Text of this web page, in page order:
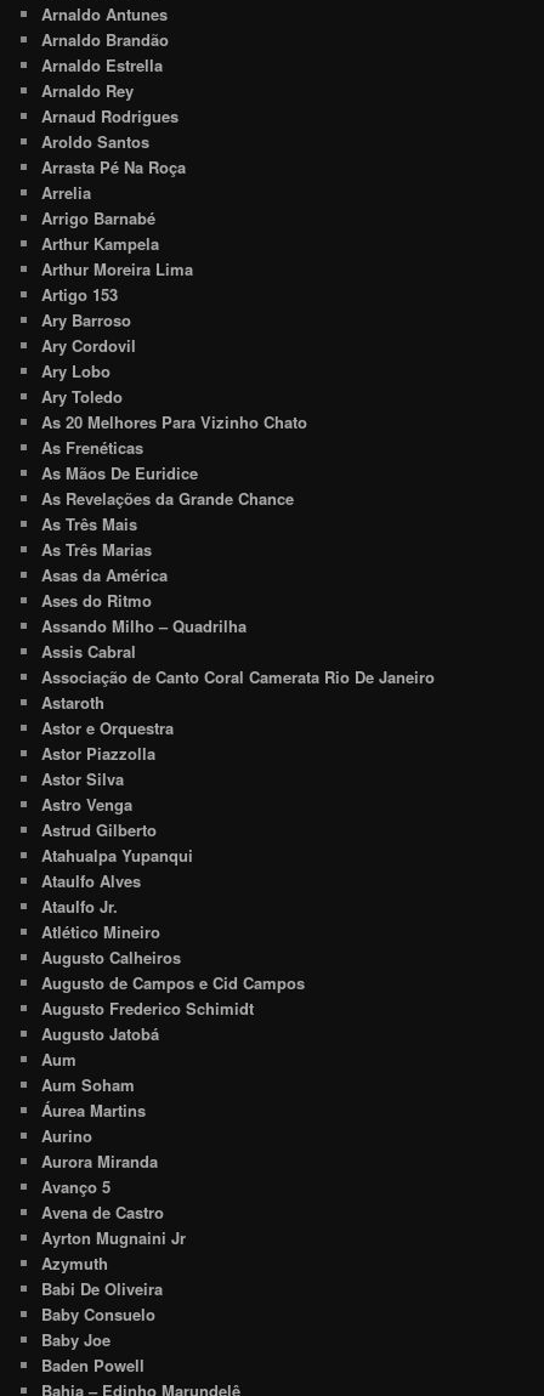
Arnaldo Antunes
Arnaldo Brandão
Arnaldo Estrella
Arnaldo Rey
Arnaud Rodrigues
Aroldo Santos
Arrasta Pé Na Roça
Arrelia
Arrigo Barnabé
Arthur Kampela
Arthur Moreira Lima
Artigo 153
Ary Barroso
Ary Cordovil
Ary Lobo
Ary Toledo
As 20 Melhores Para Vizinho Chato
As Frenéticas
As Mãos De Euridice
As Revelações da Grande Chance
As Três Mais
As Três Marias
Asas da América
Ases do Ritmo
Assando Milho – Quadrilha
Assis Cabral
Associação de Canto Coral Camerata Rio De Janeiro
Astaroth
Astor e Orquestra
Astor Piazzolla
Astor Silva
Astro Venga
Astrud Gilberto
Atahualpa Yupanqui
Ataulfo Alves
Ataulfo Jr.
Atlético Mineiro
Augusto Calheiros
Augusto de Campos e Cid Campos
Augusto Frederico Schimidt
Augusto Jatobá
Aum
Aum Soham
Áurea Martins
Aurino
Aurora Miranda
Avanço 5
Avena de Castro
Ayrton Mugnaini Jr
Azymuth
Babi De Oliveira
Baby Consuelo
Baby Joe
Baden Powell
Bahia – Edinho Marundelê